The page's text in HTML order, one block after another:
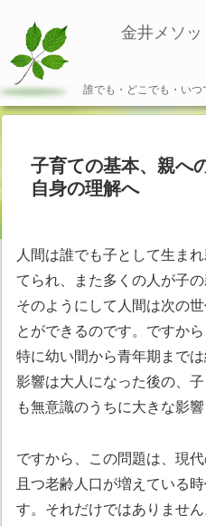
金井メソ
誰でも・どこでも・いつ
子育ての基本、親へ
自身の理解へ
人間は誰でも子として生ま
てられ、また多くの人が子
そのようにして人間は次の
とができるのです。ですか
特に幼い間から青年期まで
影響は大人になった後の、
も無意識のうちに大きな影響
ですから、この問題は、現
且つ老齢人口が増えている
す。それだけではありませ